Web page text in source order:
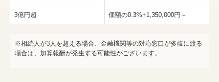
3億円超 価額の0.3%+1,350,000円～
※相続人が3人を超える場合、金融機関等の対応窓口が多岐に渡る
場合は、加算報酬が発生する可能性がございます。